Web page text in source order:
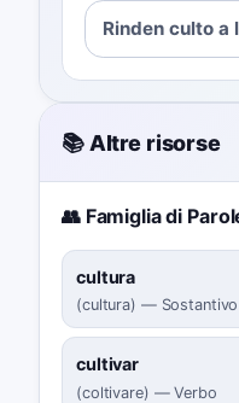
Rinden culto a
📚 Altre risorse
👥 Famiglia di
cultura
(cultura) — Sostantivo
cultivar
(coltivare) —Verbo